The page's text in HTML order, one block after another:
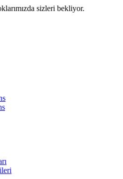
sizleri bekliyor.